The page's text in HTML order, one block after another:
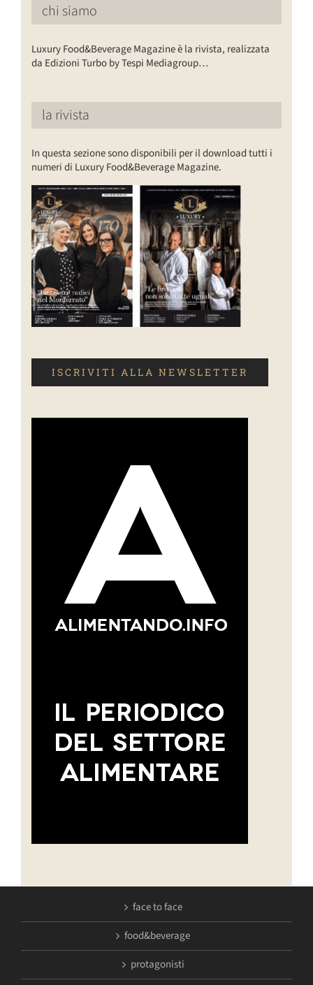
chi siamo
Luxury Food&Beverage Magazine è la rivista, realizzata
da Edizioni Turbo by Tespi Mediagroup…
la rivista
In questa sezione sono disponibili per il download tutti i
numeri di Luxury Food&Beverage Magazine.
ISCRIVITI ALLA NEWSLETTER
face to face
food&beverage
protagonisti